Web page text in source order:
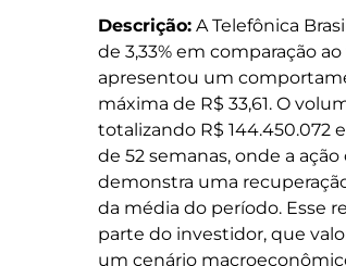
Descrição: A Telefônica
de 3,33% em comparação
apresentou um
máxima de R$ 33,61. O
totalizando R$ 144.450.072
de 52 semanas, onde a
demonstra uma
da média do período. Esse
parte do investidor, que
um cenário